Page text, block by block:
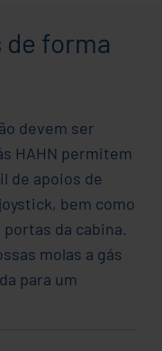
de forma
devem ser
HAHN permitem
de apoios de
bem como
da cabina.
molas a gás
para um